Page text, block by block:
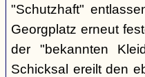
"Schutzhaft"
Georgplatz erneut
der "bekannten
Schicksal ereilt den